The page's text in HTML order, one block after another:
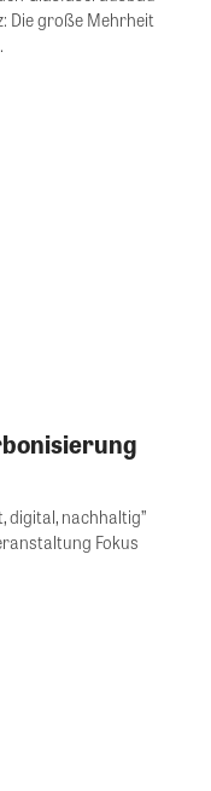
Die große Mehrheit
digital, nachhaltig”
Fokus